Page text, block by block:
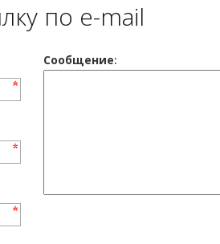
по e-mail
Cообщение: